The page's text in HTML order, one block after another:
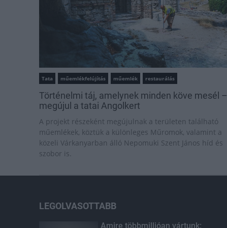
Tata műemlékfelújítás műemlék restaurálás
Történelmi táj, amelynek minden köve mesél –
megújul a tatai Angolkert
A projekt részeként megújulnak a területen található
műemlékek, köztük a különleges Műromok, valamint a
közeli Várkanyarban álló Nepomuki Szent János híd és
szobor is.
LEGOLVASOTTABB
Amire többmillióan vártunk: